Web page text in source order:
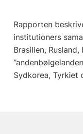
Rapporten
institutioners
Brasilien,
Sydkorea, Tyrkiet